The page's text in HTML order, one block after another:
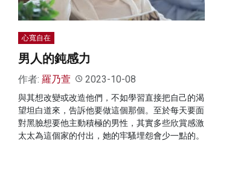
心寬自在
男人的鈍感力
作者: 羅乃萱 2023-10-08
與其想改變或改造他們，不如學習直接把自己的渴
望坦白道來，告訴他要做這個那個。至於每天要面
對黑臉想要他主動積極的男性，其實多些欣賞感激
太太為這個家的付出，她的牢騷埋怨會少一點的。